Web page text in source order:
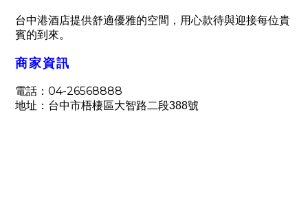
台中港酒店提供舒適優雅的空間 ， 用心款待與迎接每位貴
賓的到來。
商家資訊
電話： 04-26568888
地址：台中市梧棲區大智路二段388號